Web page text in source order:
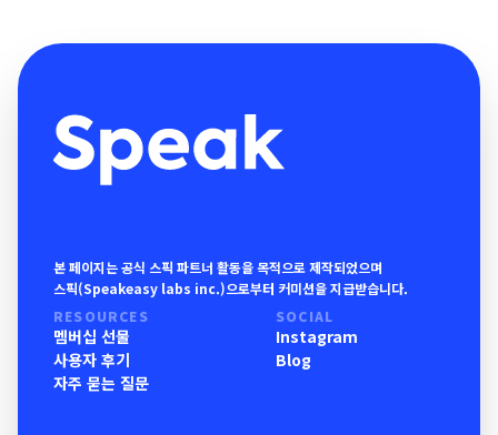
본 페이지는 공식 스픽 파트너 활동을 목적으로 제작되었으며
스픽(Speakeasy labs inc.)으로부터 커미션을 지급받습니다.
RESOURCES
멤버십 선물
사용자 후기
자주 묻는 질문
SOCIAL
Instagram
Blog